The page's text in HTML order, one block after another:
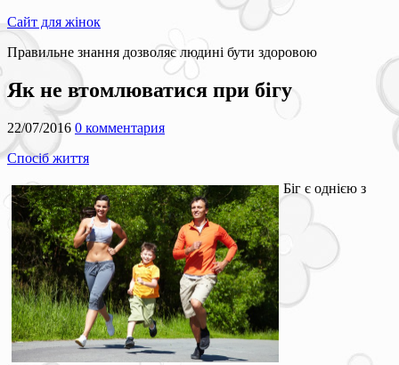
Сайт для жінок
Правильне знання дозволяє людині бути здоровою
Як не втомлюватися при бігу
22/07/2016 0 комментария
Спосіб життя
Біг є однією з